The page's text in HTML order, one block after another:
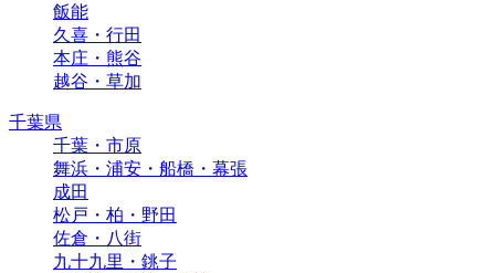
飯能
久喜・行田
本庄・熊谷
越谷・草加
千葉県
千葉・市原
舞浜・浦安・船橋・幕張
成田
松戸・柏・野田
佐倉・八街
九十九里・銚子